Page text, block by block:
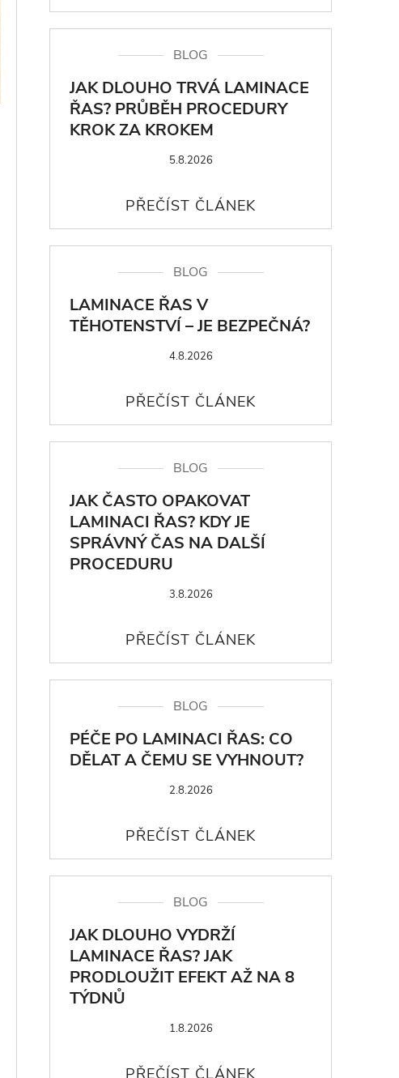
BLOG
JAK DLOUHO TRVÁ LAMINACE
ŘAS? PRŮBĚH PROCEDURY
KROK ZA KROKEM
5.8.2026
BLOG
LAMINACE ŘAS V
TĚHOTENSTVÍ – JE BEZPEČNÁ?
4.8.2026
BLOG
JAK ČASTO OPAKOVAT
LAMINACI ŘAS? KDY JE
SPRÁVNÝ ČAS NA DALŠÍ
PROCEDURU
3.8.2026
BLOG
PÉČE PO LAMINACI ŘAS: CO
DĚLAT A ČEMU SE VYHNOUT?
2.8.2026
BLOG
JAK DLOUHO VYDRŽÍ
LAMINACE ŘAS? JAK
PRODLOUŽIT EFEKT AŽ NA 8
TÝDNŮ
1.8.2026